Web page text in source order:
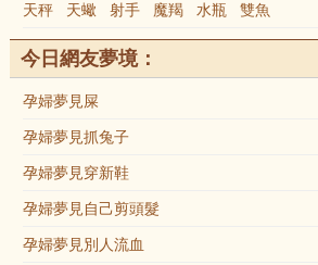
天秤 天蠍 射手 魔羯 水瓶 雙魚
今日網友夢境：
孕婦夢見屎
孕婦夢見抓兔子
孕婦夢見穿新鞋
孕婦夢見自己剪頭髮
孕婦夢見別人流血